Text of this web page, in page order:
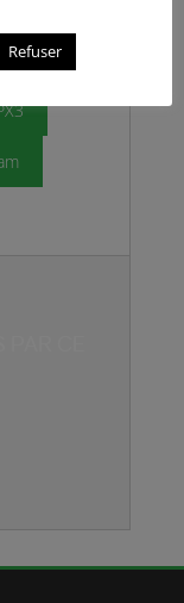
Refuser